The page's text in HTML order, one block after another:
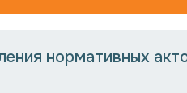
нормативных